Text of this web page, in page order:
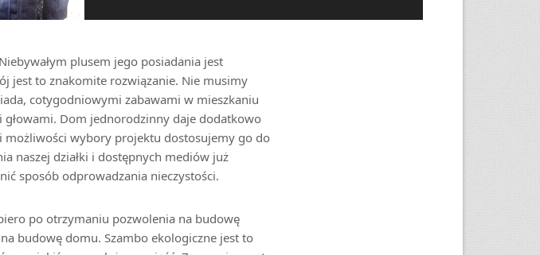
plusem jego posiadania jest
jest to znakomite rozwiązanie. Nie musimy
cotygodniowymi zabawami w mieszkaniu
Dom jednorodzinny daje dodatkowo
wybory projektu dostosujemy go do
naszej działki i dostępnych mediów już
sposób odprowadzania nieczystości.
po otrzymaniu pozwolenia na budowę
budowę domu. Szambo ekologiczne jest to